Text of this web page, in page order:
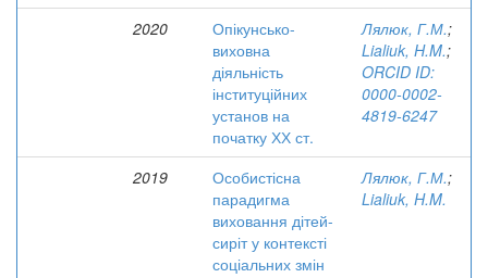
2020
Опікунсько-
виховна
діяльність
інституційних
установ на
початку ХХ ст.
Лялюк, Г.М.;
Lialiuk, H.M.;
ORCID ID:
0000-0002-
4819-6247
2019
Особистісна
парадигма
виховання дітей-
сиріт у контексті
соціальних змін
Лялюк, Г.М.;
Lialiuk, H.M.